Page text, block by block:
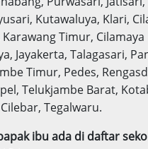
Kutawaluya, Klari,
Timur, Cilamaya
Jayakerta, Talagasari,
Timur, Pedes,
Telukjambe Barat,
Tegalwaru.
ibu ada di daftar